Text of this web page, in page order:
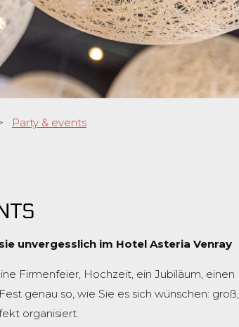
Party & events
unvergesslich im Hotel Asteria Venray
Firmenfeier, Hochzeit, ein Jubiläum, einen
genau so, wie Sie es sich wünschen: groß,
organisiert.